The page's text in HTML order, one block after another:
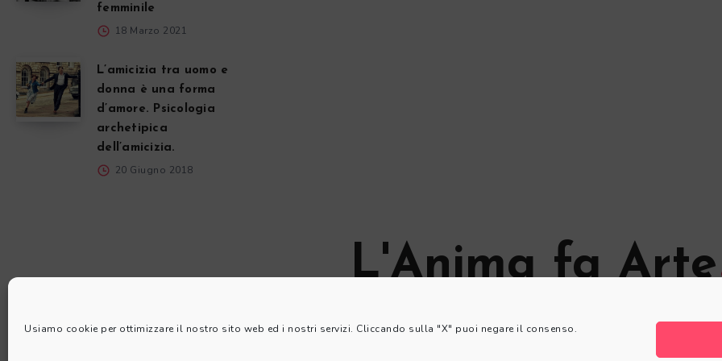
Usiamo cookie per ottimizzare il nostro sito web ed i nostri servizi. Cliccando sulla "X" puoi negare il consenso.
femminile
18 Marzo 2021
L’amicizia tra uomo e
donna è una forma
d’amore. Psicologia
archetipica
dell’amicizia.
20 Giugno 2018
L'Anima fa Arte
© L'Anima fa Arte